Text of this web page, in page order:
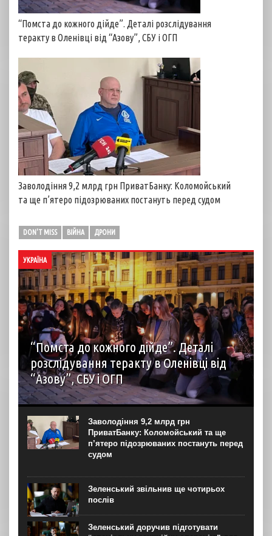
“Помста до кожного дійде”. Деталі розслідування
теракту в Оленівці від “Азову”, СБУ і ОГП
Заволодіння 9,2 млрд грн ПриватБанку: Коломойський
та ще п’ятеро підозрюваних постануть перед судом
DON'T MISS ВІЙНА ДРОНИ
УКРАЇНА
“Помста до кожного дійде”. Деталі
розслідування теракту в Оленівці від
“Азову”, СБУ і ОГП
автор: Наталія Терамае 28 липня рідні вцілілих
“азовців” в Оленівці виступили із шокуючою заявою.
Мовляв, списки полонених у “бараці 200”, де стався
вибух, укладав полонений представник корпусу. Заява...
Заволодіння 9,2 млрд грн
ПриватБанку: Коломойський та ще
п’ятеро підозрюваних постануть перед
судом
Зеленський звільнив ще чотирьох
послів
Зеленський доручив підготувати